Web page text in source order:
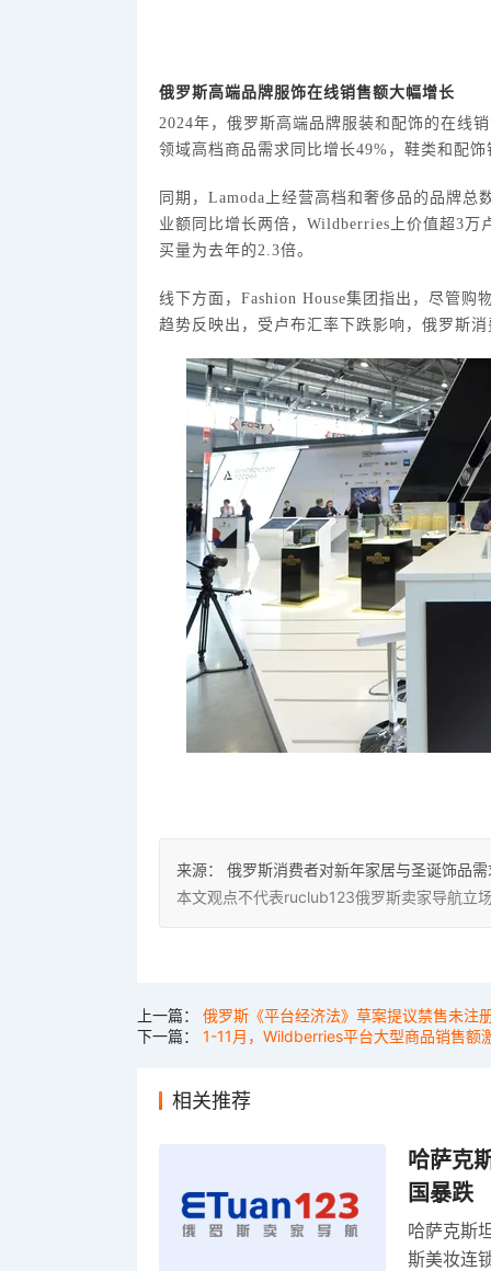
俄罗斯高端品牌服饰在线销售额大幅增长
2024年，俄罗斯高端品牌服装和配饰的在线
领域高档商品需求同比增长49%，鞋类和配
同期， Lamoda上经营高档和奢侈品的品牌总
业额同比增长两倍，Wildberries上价值超3万
买量为去年的2.3倍。
线下方面， Fashion House集团指出，尽管购
趋势反映出，受卢布汇率下跌影响，俄罗斯
来源：
俄罗斯消费者对新年家居与圣诞饰品
本文观点不代表ruclub123俄罗斯卖家导航立
上一篇： 俄罗斯《平台经济法》草案提议禁售未注
下一篇： 1-11月，Wildberries平台大型商品销售额
相关推荐
哈萨克
国暴跌
哈萨克斯
斯美妆连